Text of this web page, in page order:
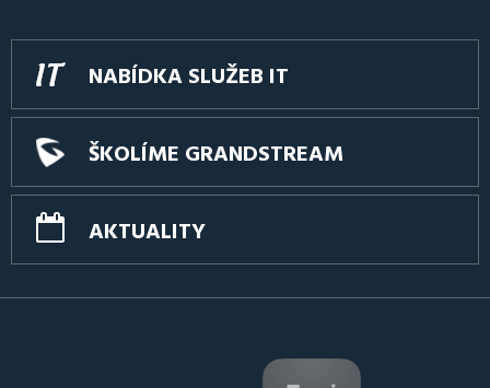
NABÍDKA SLUŽEB IT
ŠKOLÍME GRANDSTREAM
AKTUALITY